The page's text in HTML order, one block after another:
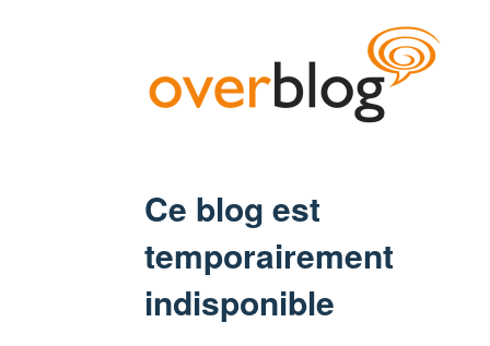
Ce blog est
temporairement
indisponible